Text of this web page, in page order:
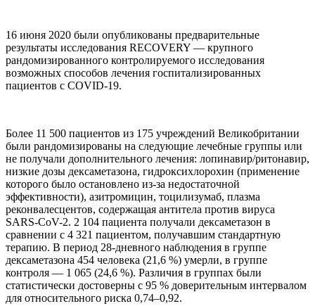
16 июня 2020 были опубликованы предварительные
результаты исследования RECOVERY — крупного
рандомизированного контролируемого исследования
возможных способов лечения госпитализированных
пациентов с COVID-19.
Более 11 500 пациентов из 175 учреждений Великобритании
были рандомизированы на следующие лечебные группы или
не получали дополнительного лечения: лопинавир/ритонавир,
низкие дозы дексаметазона, гидроксихлорохин (применение
которого было остановлено из-за недостаточной
эффективности), азитромицин, тоцилизумаб, плазма
реконвалесцентов, содержащая антитела против вируса
SARS-CoV-2. 2 104 пациента получали дексаметазон в
сравнении с 4 321 пациентом, получавшим стандартную
терапию. В период 28-дневного наблюдения в группе
дексаметазона 454 человека (21,6 %) умерли, в группе
контроля — 1 065 (24,6 %). Различия в группах были
статистически достоверны с 95 % доверительным интервалом
для относительного риска 0,74–0,92.